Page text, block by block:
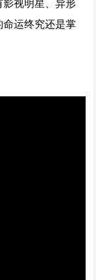
运终究还是掌